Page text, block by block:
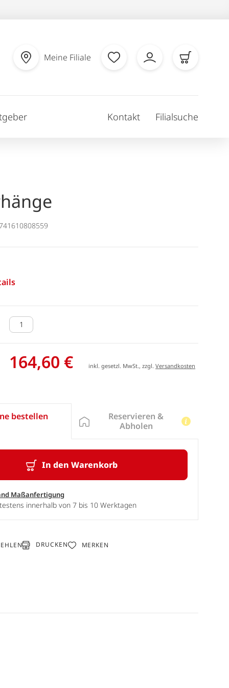
Meine Filiale
Kontakt Filialsuche
164,60 € inkl. gesetzl. MwSt., zzgl.Versandkosten
bestellen
In den Warenkorb
Maßanfertigung
innerhalb von 7 bis 10 Werktagen
Reservieren &
Abholen
DRUCKEN MERKEN